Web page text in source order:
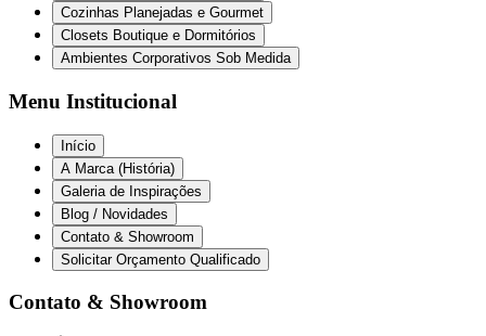
Cozinhas Planejadas e Gourmet
Closets Boutique e Dormitórios
Ambientes Corporativos Sob Medida
Menu Institucional
Início
A Marca (História)
Galeria de Inspirações
Blog / Novidades
Contato & Showroom
Solicitar Orçamento Qualificado
Contato & Showroom